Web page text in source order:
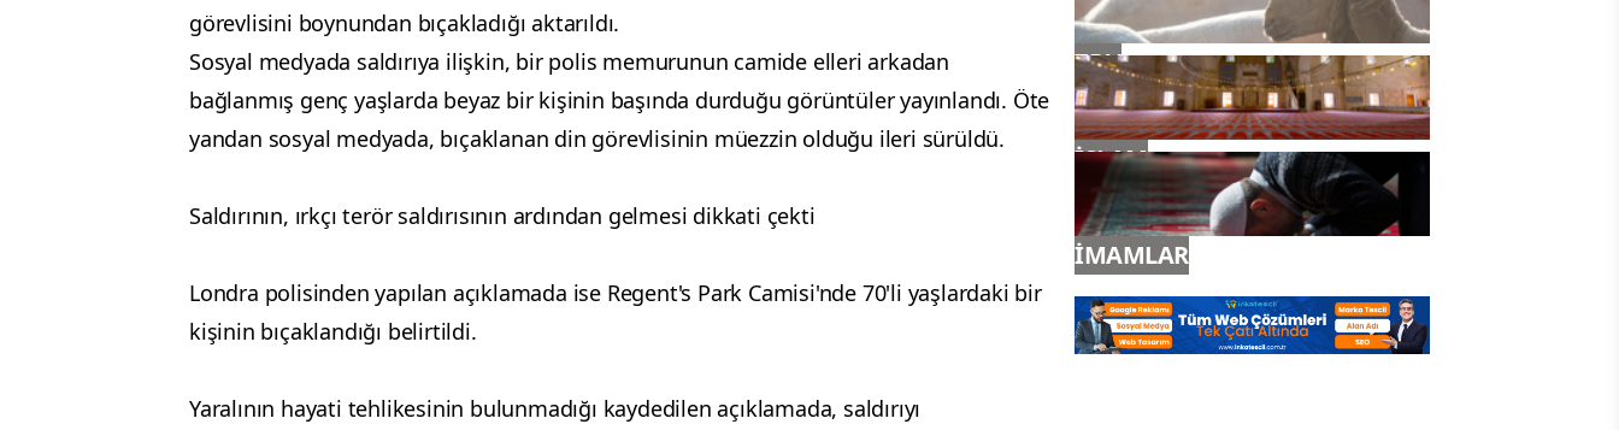
görevlisini boynundan bıçakladığı aktarıldı.
Sosyal medyada saldırıya ilişkin, bir polis memurunun camide elleri arkadan
bağlanmış genç yaşlarda beyaz bir kişinin başında durduğu görüntüler yayınlandı. Öte
yandan sosyal medyada, bıçaklanan din görevlisinin müezzin olduğu ileri sürüldü.
Saldırının, ırkçı terör saldırısının ardından gelmesi dikkati çekti
Londra polisinden yapılan açıklamada ise Regent's Park Camisi'nde 70'li yaşlardaki bir
kişinin bıçaklandığı belirtildi.
Yaralının hayati tehlikesinin bulunmadığı kaydedilen açıklamada, saldırıyı
TDV
İSLAM
İMAMLAR